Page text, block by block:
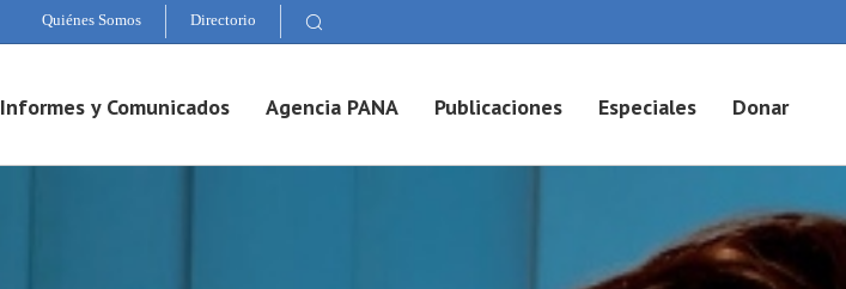
Quiénes Somos Directorio
Informes y Comunicados Agencia PANA Publicaciones Especiales Donar